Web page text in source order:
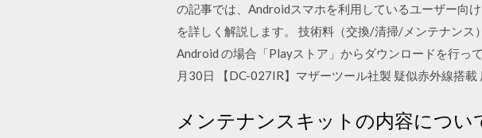
の記事では、Androidスマホを利用しているユーザー向
を詳しく解説します。 技術料（交換/清掃/メンテナンス
Android の場合「Playストア」からダウンロードを行っ
月30日 【DC-027IR】マザーツール社製 疑似赤外線搭
メンテナンスキットの内容につ